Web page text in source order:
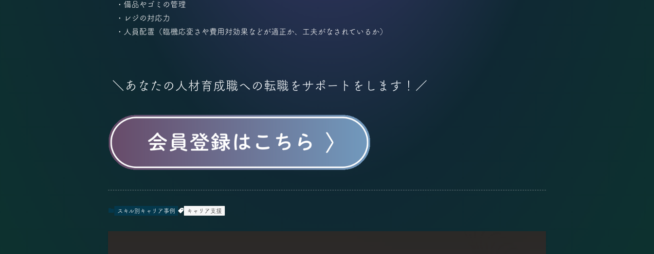
・備品やゴミの管理
・レジの対応力
・人員配置（臨機応変さや費用対効果などが適正か、工夫がなされているか）
＼あなたの人材育成職への転職をサポートをします！／
スキル別キャリア事例 キャリア支援